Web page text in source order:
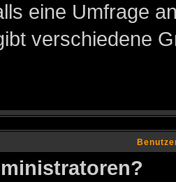
eine Umfrage
verschiedene